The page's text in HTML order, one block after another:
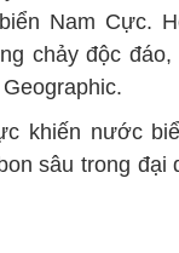
Nam Cực.
chảy độc
khiến nước
sâu trong đại